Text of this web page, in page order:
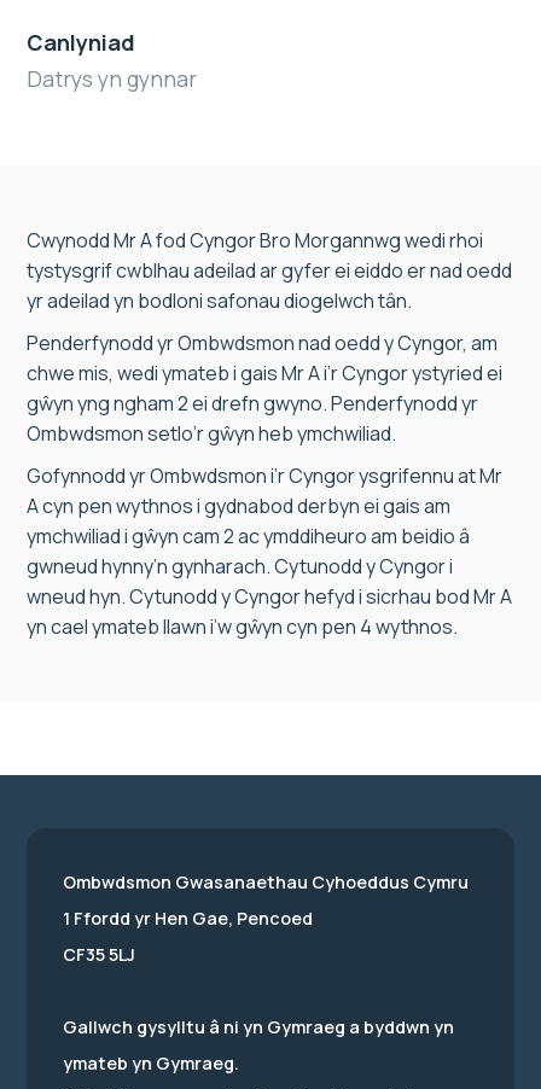
Canlyniad
Datrys yn gynnar
Cwynodd Mr A fod Cyngor Bro Morgannwg wedi rhoi
tystysgrif cwblhau adeilad ar gyfer ei eiddo er nad oedd
yr adeilad yn bodloni safonau diogelwch tân.
Penderfynodd yr Ombwdsmon nad oedd y Cyngor, am
chwe mis, wedi ymateb i gais Mr A i’r Cyngor ystyried ei
gŵyn yng ngham 2 ei drefn gwyno. Penderfynodd yr
Ombwdsmon setlo’r gŵyn heb ymchwiliad.
Gofynnodd yr Ombwdsmon i’r Cyngor ysgrifennu at Mr
A cyn pen wythnos i gydnabod derbyn ei gais am
ymchwiliad i gŵyn cam 2 ac ymddiheuro am beidio â
gwneud hynny’n gynharach. Cytunodd y Cyngor i
wneud hyn. Cytunodd y Cyngor hefyd i sicrhau bod Mr A
yn cael ymateb llawn i’w gŵyn cyn pen 4 wythnos.
Ombwdsmon Gwasanaethau Cyhoeddus Cymru
1 Ffordd yr Hen Gae, Pencoed
CF35 5LJ
Gallwch gysylltu â ni yn Gymraeg a byddwn yn
ymateb yn Gymraeg.